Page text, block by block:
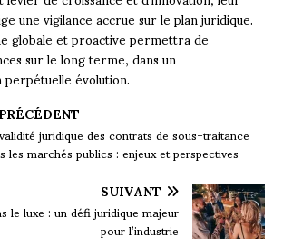
une vigilance accrue sur le plan juridique.
globale et proactive permettra de
sur le long terme, dans un
évolution.
PRÉCÉDENT
juridique des contrats de sous-traitance
les marchés publics : enjeux et perspectives
SUIVANT
le luxe : un défi juridique majeur
pour l’industrie